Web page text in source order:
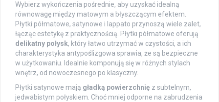
Wybierz wykończenia pośrednie, aby uzyskać idealną
równowagę między matowym a błyszczącym efektem.
Płytki półmatowe, satynowe i lappato przynoszą wiele zalet,
łącząc estetykę z praktycznością. Płytki półmatowe oferują
delikatny połysk, który łatwo utrzymać w czystości, a ich
charakterystyka antypoślizgowa sprawia, że są bezpieczne
w użytkowaniu. Idealnie komponują się w różnych stylach
wnętrz, od nowoczesnego po klasyczny.
Płytki satynowe mają gładką powierzchnię z subtelnym,
jedwabistym połyskiem. Choć mniej odporne na zabrudzenia